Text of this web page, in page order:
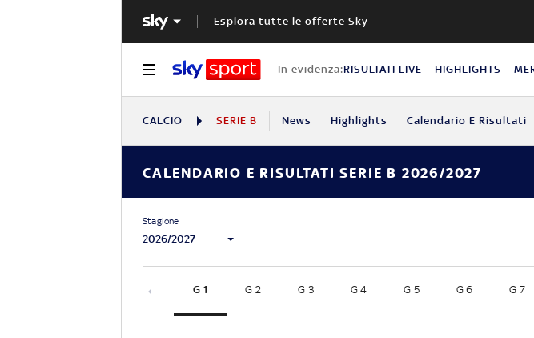
Esplora tutte le offerte Sky
In evidenza:RISULTATI LIVE HIGHLIGHTS
CALCIO SERIE B News Highlights Calendario E Risultati
CALENDARIO E RISULTATI SERIE B 2026/2027
Stagione
2026/2027
G 1 G 2 G 3 G 4 G 5 G 6 G 7